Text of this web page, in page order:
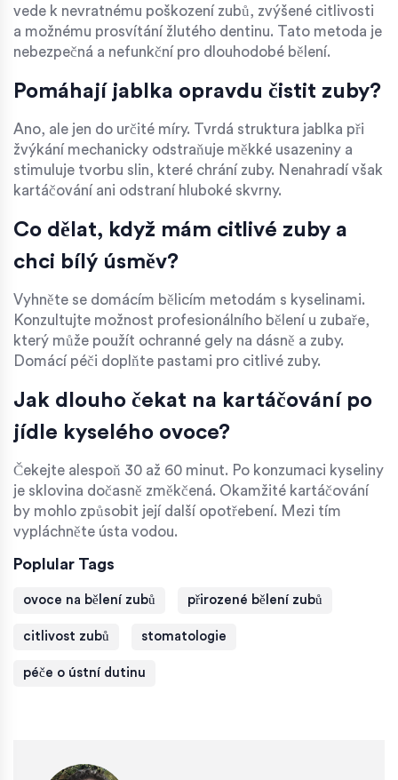
vede k nevratnému poškození zubů, zvýšené citlivosti
a možnému prosvítání žlutého dentinu. Tato metoda je
nebezpečná a nefunkční pro dlouhodobé bělení.
Pomáhají jablka opravdu čistit zuby?
Ano, ale jen do určité míry. Tvrdá struktura jablka při
žvýkání mechanicky odstraňuje měkké usazeniny a
stimuluje tvorbu slin, které chrání zuby. Nenahradí však
kartáčování ani odstraní hluboké skvrny.
Co dělat, když mám citlivé zuby a
chci bílý úsměv?
Vyhněte se domácím bělicím metodám s kyselinami.
Konzultujte možnost profesionálního bělení u zubaře,
který může použít ochranné gely na dásně a zuby.
Domácí péči doplňte pastami pro citlivé zuby.
Jak dlouho čekat na kartáčování po
jídle kyselého ovoce?
Čekejte alespoň 30 až 60 minut. Po konzumaci kyseliny
je sklovina dočasně změkčená. Okamžité kartáčování
by mohlo způsobit její další opotřebení. Mezi tím
vypláchněte ústa vodou.
Poplular Tags
ovoce na bělení zubů přirozené bělení zubů
citlivost zubů stomatologie
péče o ústní dutinu